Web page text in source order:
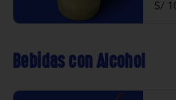
S/
Bebidas con Alcohol